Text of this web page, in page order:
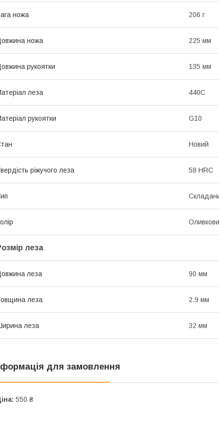
ножа 206 г
ножа 225 мм
рукоятки 135 мм
леза 440C
рукоятки G10
Новий
ріжучого леза 58 HRC
леза
леза 90 мм
леза 2.9 мм
леза 32 мм
для замовлення
550 ₴